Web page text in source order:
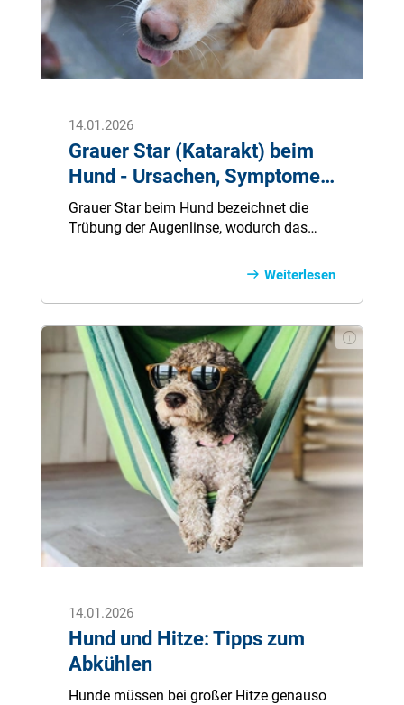
14.01.2026
Grauer Star (Katarakt) beim
Hund - Ursachen, Symptome,
Behandlung
Grauer Star beim Hund bezeichnet die
Trübung der Augenlinse, wodurch das
eingeschränkt wird. Hier gibt es alle
und Behandlung.
Weiterlesen
14.01.2026
Hund und Hitze: Tipps zum
Abkühlen
Hunde müssen bei großer Hitze genauso